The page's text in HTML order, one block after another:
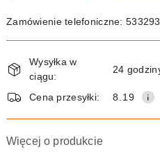
Zamówienie telefoniczne:
Dostępność
i
dostawa
Wysyłka w
ciągu:
24
Cena przesyłki: 8.19
Więcej o produkcie